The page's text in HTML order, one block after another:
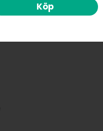
Köp